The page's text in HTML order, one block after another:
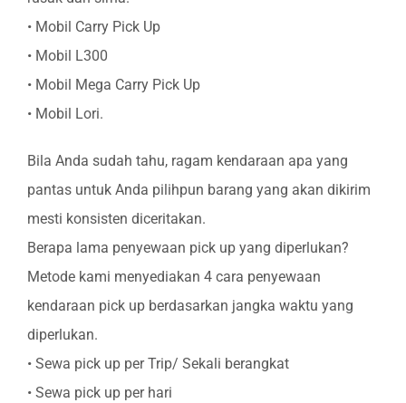
• Mobil Carry Pick Up
• Mobil L300
• Mobil Mega Carry Pick Up
• Mobil Lori.
Bila Anda sudah tahu, ragam kendaraan apa yang
pantas untuk Anda pilihpun barang yang akan dikirim
mesti konsisten diceritakan.
Berapa lama penyewaan pick up yang diperlukan?
Metode kami menyediakan 4 cara penyewaan
kendaraan pick up berdasarkan jangka waktu yang
diperlukan.
• Sewa pick up per Trip/ Sekali berangkat
• Sewa pick up per hari